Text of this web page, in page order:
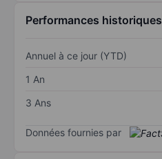
Performances historiques
Annuel à ce jour (YTD)
1 An
3 Ans
Données fournies par